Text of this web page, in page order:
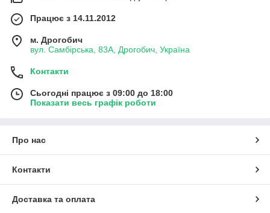
Працює з 14.11.2012
м. Дрогобич
вул. Самбірська, 83А, Дрогобич, Україна
Контакти
Сьогодні працює з 09:00 до 18:00
Показати весь графік роботи
Про нас
Контакти
Доставка та оплата